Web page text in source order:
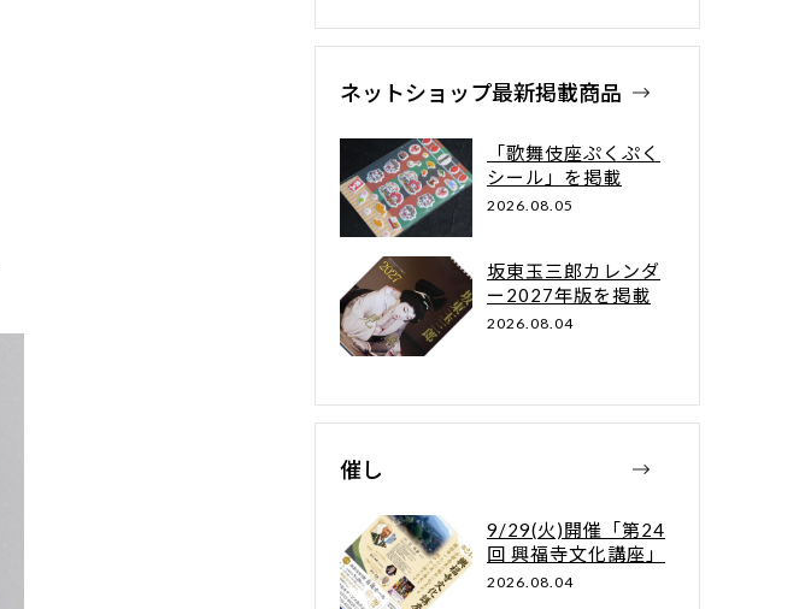
ネットショップ最新掲載商品
「歌舞伎座ぷくぷく
シール」を掲載
2026.08.05
坂東玉三郎カレンダ
ー2027年版を掲載
2026.08.04
催し
9/29(火)開催「第24
回 興福寺文化講座」
2026.08.04